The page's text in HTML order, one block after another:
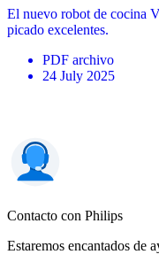
El nuevo robot de cocina
picado excelentes.
PDF archivo
24 July 2025
Contacto con Philips
Estaremos encantados de